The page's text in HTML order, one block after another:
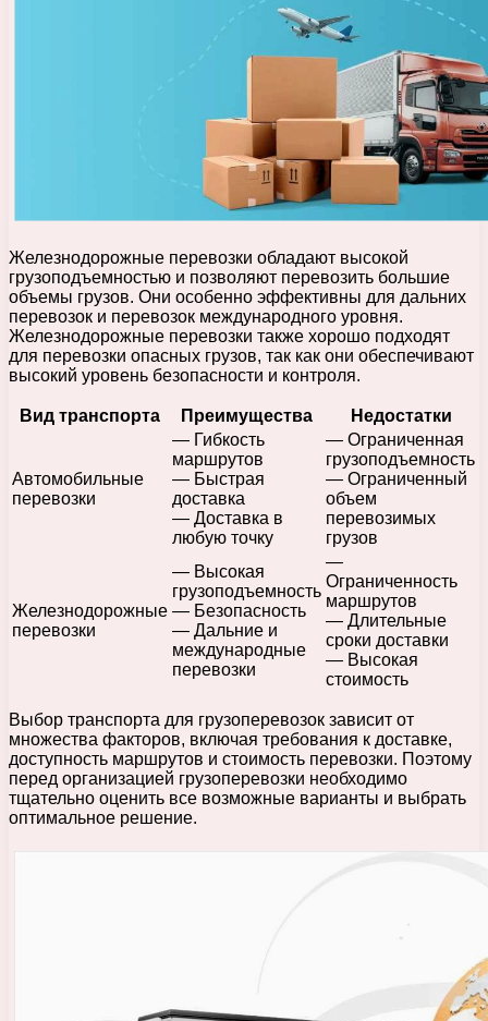
Железнодорожные перевозки обладают высокой
грузоподъемностью и позволяют перевозить большие
объемы грузов. Они особенно эффективны для дальних
перевозок и перевозок международного уровня.
Железнодорожные перевозки также хорошо подходят
для перевозки опасных грузов, так как они обеспечивают
высокий уровень безопасности и контроля.
Вид транспорта Преимущества Недостатки
Автомобильные
перевозки
— Гибкость
маршрутов
— Быстрая
доставка
— Доставка в
любую точку
— Ограниченная
грузоподъемность
— Ограниченный
объем
перевозимых
грузов
Железнодорожные
перевозки
— Высокая
грузоподъемность
— Безопасность
— Дальние и
международные
перевозки
—
Ограниченность
маршрутов
— Длительные
сроки доставки
— Высокая
стоимость
Выбор транспорта для грузоперевозок зависит от
множества факторов, включая требования к доставке,
доступность маршрутов и стоимость перевозки. Поэтому
перед организацией грузоперевозки необходимо
тщательно оценить все возможные варианты и выбрать
оптимальное решение.